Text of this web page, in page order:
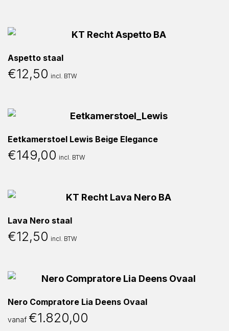
Aspetto staal
€12,50 incl. BTW
Eetkamerstoel Lewis Beige Elegance
€149,00 incl. BTW
Lava Nero staal
€12,50 incl. BTW
Nero Compratore Lia Deens Ovaal
vanaf €1.820,00